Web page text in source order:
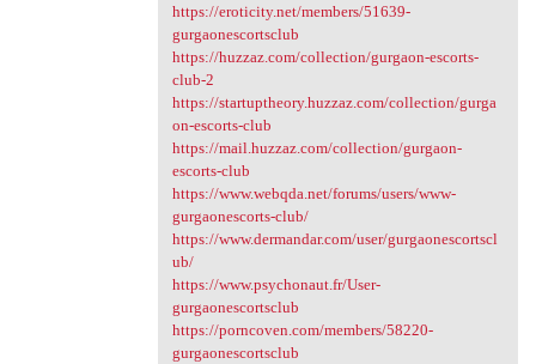
https://eroticity.net/members/51639-
gurgaonescortsclub
https://huzzaz.com/collection/gurgaon-escorts-
club-2
https://startuptheory.huzzaz.com/collection/gurga
on-escorts-club
https://mail.huzzaz.com/collection/gurgaon-
escorts-club
https://www.webqda.net/forums/users/www-
gurgaonescorts-club/
https://www.dermandar.com/user/gurgaonescortscl
ub/
https://www.psychonaut.fr/User-
gurgaonescortsclub
https://porncoven.com/members/58220-
gurgaonescortsclub